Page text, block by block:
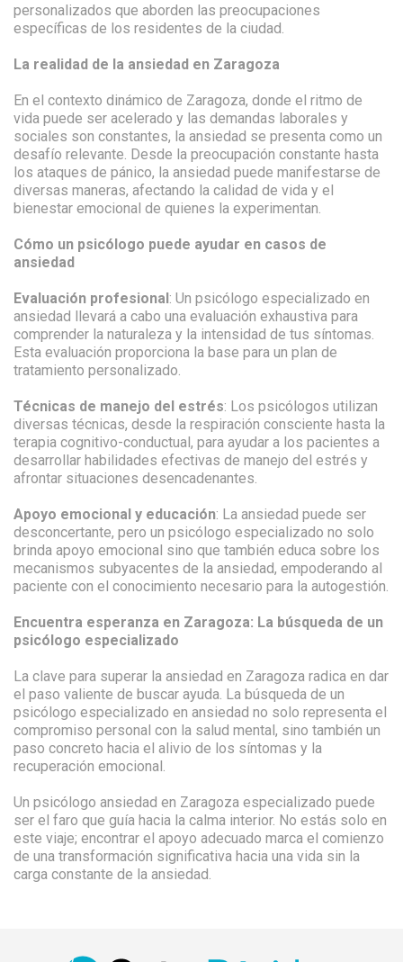
personalizados que aborden las preocupaciones
específicas de los residentes de la ciudad.
La realidad de la ansiedad en Zaragoza
En el contexto dinámico de Zaragoza, donde el ritmo de
vida puede ser acelerado y las demandas laborales y
sociales son constantes, la ansiedad se presenta como un
desafío relevante. Desde la preocupación constante hasta
los ataques de pánico, la ansiedad puede manifestarse de
diversas maneras, afectando la calidad de vida y el
bienestar emocional de quienes la experimentan.
Cómo un psicólogo puede ayudar en casos de
ansiedad
Evaluación profesional: Un psicólogo especializado en
ansiedad llevará a cabo una evaluación exhaustiva para
comprender la naturaleza y la intensidad de tus síntomas.
Esta evaluación proporciona la base para un plan de
tratamiento personalizado.
Técnicas de manejo del estrés: Los psicólogos utilizan
diversas técnicas, desde la respiración consciente hasta la
terapia cognitivo-conductual, para ayudar a los pacientes a
desarrollar habilidades efectivas de manejo del estrés y
afrontar situaciones desencadenantes.
Apoyo emocional y educación: La ansiedad puede ser
desconcertante, pero un psicólogo especializado no solo
brinda apoyo emocional sino que también educa sobre los
mecanismos subyacentes de la ansiedad, empoderando al
paciente con el conocimiento necesario para la autogestión.
Encuentra esperanza en Zaragoza: La búsqueda de un
psicólogo especializado
La clave para superar la ansiedad en Zaragoza radica en dar
el paso valiente de buscar ayuda. La búsqueda de un
psicólogo especializado en ansiedad no solo representa el
compromiso personal con la salud mental, sino también un
paso concreto hacia el alivio de los síntomas y la
recuperación emocional.
Un psicólogo ansiedad en Zaragoza especializado puede
ser el faro que guía hacia la calma interior. No estás solo en
este viaje; encontrar el apoyo adecuado marca el comienzo
de una transformación significativa hacia una vida sin la
carga constante de la ansiedad.